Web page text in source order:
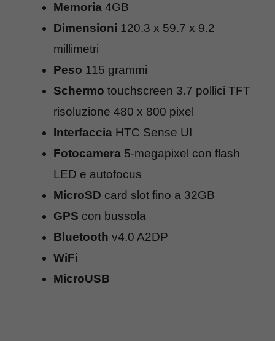
Memoria 4GB
Dimensioni 120.3 x 59.7 x 9.2
millimetri
Peso 115 grammi
Schermo touchscreen 3.7 pollici TFT
risoluzione 480 x 800 pixel
Interfaccia HTC Sense UI
Fotocamera 5-megapixel con flash
LED e autofocus
MicroSD card slot fino a 32GB
GPS con bussola
Bluetooth v4.0 A2DP
WiFi
MicroUSB